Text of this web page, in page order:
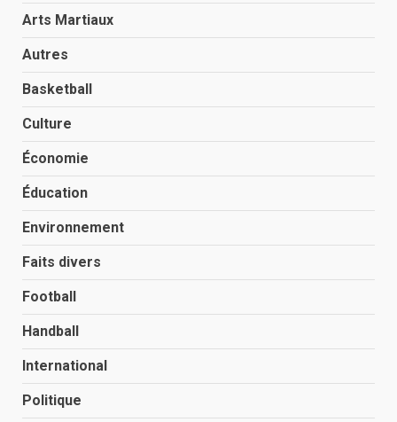
Arts Martiaux
Autres
Basketball
Culture
Économie
Éducation
Environnement
Faits divers
Football
Handball
International
Politique